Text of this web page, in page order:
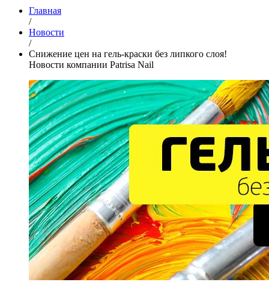
Главная
/
Новости
/
Снижение цен на гель-краски без липкого слоя!
Новости компании Patrisa Nail